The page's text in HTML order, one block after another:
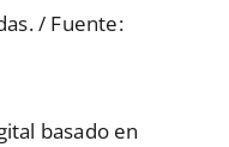
/ Fuente:
basado en